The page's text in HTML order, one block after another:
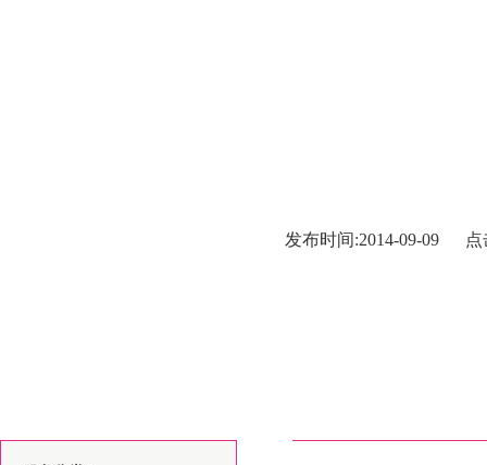
发布时间:2014-09-09 点